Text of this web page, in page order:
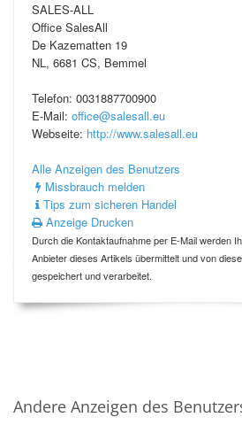
SALES-ALL
Office SalesAll
De Kazematten 19
NL, 6681 CS, Bemmel
Telefon: 0031887700900
E-Mail: office@salesall.eu
Webseite: http://www.salesall.eu
Alle Anzeigen des Benutzers
Missbrauch melden
Tips zum sicheren Handel
Anzeige Drucken
Durch die Kontaktaufnahme per E-Mail werden
Anbieter dieses Artikels übermittelt und von
gespeichert und verarbeitet.
Andere Anzeigen des